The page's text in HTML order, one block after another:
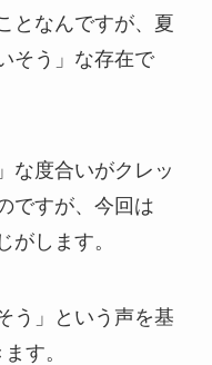
となんですが、夏
そう」な存在で
な度合いがクレッ
ですが、今回は
がします。
う」という声を基
す。